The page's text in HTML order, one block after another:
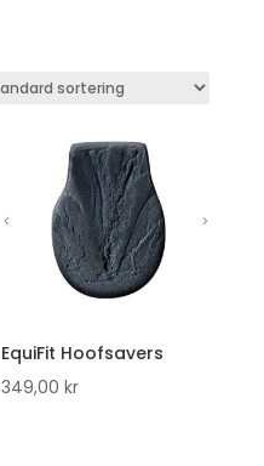
EquiFit Hoofsavers
349,00kr